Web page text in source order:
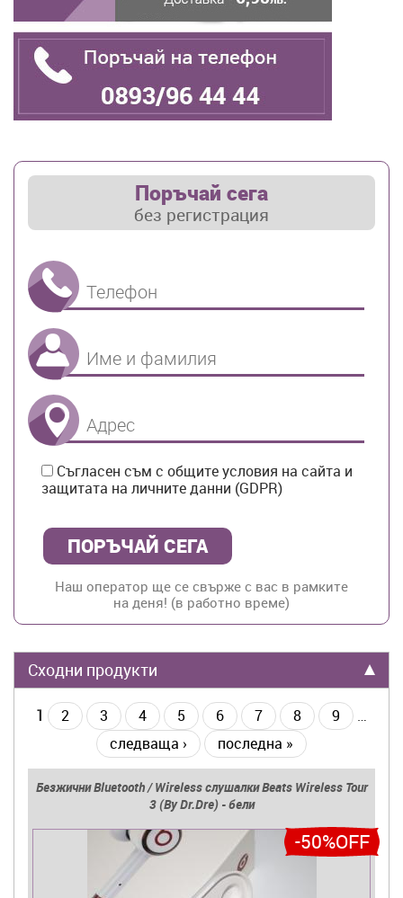
Поръчай сега
без регистрация
Съгласен съм с общите условия на сайта и
защитата на личните данни (GDPR)
Наш оператор ще се свърже с вас в рамките
на деня! (в работно време)
Сходни продукти
1 2 3 4 5 6 7 8 9
…
следваща ›
последна »
Безжични Bluetooth / Wireless слушалки Beats Wireless Tour
3 (By Dr.Dre) - бели
-50%OFF